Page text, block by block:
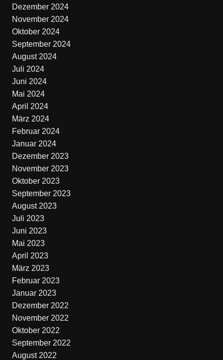
Dezember 2024
November 2024
Oktober 2024
September 2024
August 2024
Juli 2024
Juni 2024
Mai 2024
April 2024
März 2024
Februar 2024
Januar 2024
Dezember 2023
November 2023
Oktober 2023
September 2023
August 2023
Juli 2023
Juni 2023
Mai 2023
April 2023
März 2023
Februar 2023
Januar 2023
Dezember 2022
November 2022
Oktober 2022
September 2022
August 2022